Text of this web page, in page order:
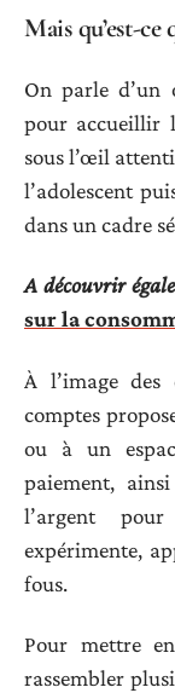
Mais qu’est-
On parle d’un
pour accueillir
sous l’œil
l’adolescent
dans un cadre
A découvrir
sur la
À l’image des
comptes
ou à un
paiement,
l’argent
expérimente,
fous.
Pour mettre
rassembler